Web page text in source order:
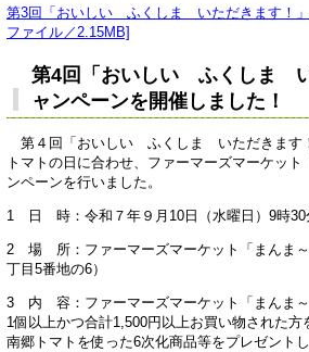
第3回「おいしい ふくしま いただきます！
ファイル／2.15MB]
第4回「おいしい ふくしま
ャンペーンを開催しました！
第４回「おいしい ふくしま いただきます
トマトの日に合わせ、ファーマーズマーケッ
ンペーンを行いました。
1 日 時：令和７年９月10日（水曜日）9時
2 場 所：ファーマーズマーケット「まんま
丁目5番地の6）
3 内 容：ファーマーズマーケット「まんま～
1個以上かつ合計1,500円以上お買い物された方
南郷トマトを使った6次化商品等をプレゼント